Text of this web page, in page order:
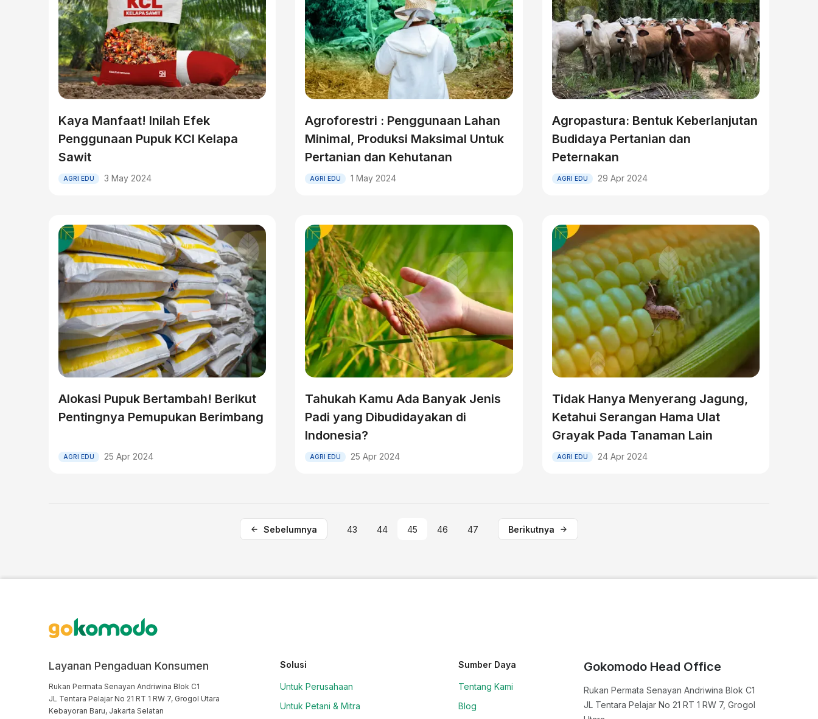
Kaya Manfaat! Inilah Efek
Penggunaan Pupuk KCl Kelapa
Sawit
AGRI EDU 3 May 2024
Agroforestri : Penggunaan Lahan
Minimal, Produksi Maksimal Untuk
Pertanian dan Kehutanan
AGRI EDU 1 May 2024
Agropastura: Bentuk Keberlanjutan
Budidaya Pertanian dan
Peternakan
AGRI EDU 29 Apr 2024
Alokasi Pupuk Bertambah! Berikut
Pentingnya Pemupukan Berimbang
AGRI EDU 25 Apr 2024
Tahukah Kamu Ada Banyak Jenis
Padi yang Dibudidayakan di
Indonesia?
AGRI EDU 25 Apr 2024
Tidak Hanya Menyerang Jagung,
Ketahui Serangan Hama Ulat
Grayak Pada Tanaman Lain
AGRI EDU 24 Apr 2024
Sebelumnya 43 44 45 46 47 Berikutnya
Layanan Pengaduan Konsumen
Rukan Permata Senayan Andriwina Blok C1
JL Tentara Pelajar No 21 RT 1 RW 7, Grogol Utara
Kebayoran Baru, Jakarta Selatan
Solusi
Untuk Perusahaan
Untuk Petani & Mitra
Sumber Daya
Tentang Kami
Blog
Gokomodo Head Office
Rukan Permata Senayan Andriwina Blok C1
JL Tentara Pelajar No 21 RT 1 RW 7, Grogol